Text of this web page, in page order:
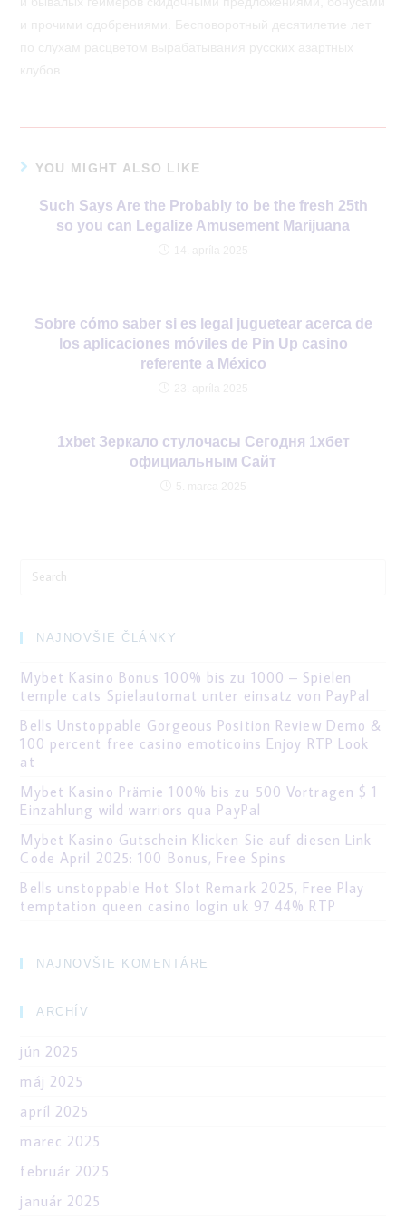
YOU MIGHT ALSO LIKE
Such Says Are the Probably to be the fresh 25th
so you can Legalize Amusement Marijuana
Sobre cómo saber si es legal juguetear acerca de
los aplicaciones móviles de Pin Up casino
referente a México
1xbet Зеркало стулочасы Сегодня 1хбет
официальным Сайт
Search
for:
NAJNOVŠIE ČLÁNKY
Mybet Kasino Bonus 100% bis zu 1000 – Spielen
temple cats Spielautomat unter einsatz von PayPal
Bells Unstoppable Gorgeous Position Review Demo &
100 percent free casino emoticoins Enjoy RTP Look
at
Mybet Kasino Prämie 100% bis zu 500 Vortragen $ 1
Einzahlung wild warriors qua PayPal
Mybet Kasino Gutschein Klicken Sie auf diesen Link
Code April 2025: 100 Bonus, Free Spins
Bells unstoppable Hot Slot Remark 2025, Free Play
temptation queen casino login uk 97 44% RTP
NAJNOVŠIE KOMENTÁRE
ARCHÍV
jún 2025
máj 2025
apríl 2025
marec 2025
február 2025
január 2025